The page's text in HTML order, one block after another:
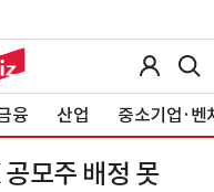
융 산업 중소기업·벤
모주 배정 못